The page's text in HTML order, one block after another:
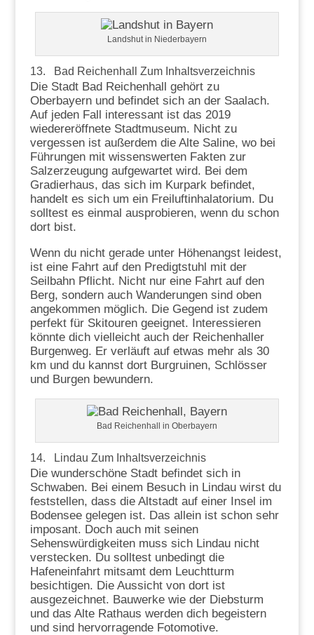
Landshut in Niederbayern
13. Bad Reichenhall Zum Inhaltsverzeichnis
Die Stadt Bad Reichenhall gehört zu
Oberbayern und befindet sich an der Saalach.
Auf jeden Fall interessant ist das 2019
wiedereröffnete Stadtmuseum. Nicht zu
vergessen ist außerdem die Alte Saline, wo bei
Führungen mit wissenswerten Fakten zur
Salzerzeugung aufgewartet wird. Bei dem
Gradierhaus, das sich im Kurpark befindet,
handelt es sich um ein Freiluftinhalatorium. Du
solltest es einmal ausprobieren, wenn du schon
dort bist.
Wenn du nicht gerade unter Höhenangst leidest,
ist eine Fahrt auf den Predigtstuhl mit der
Seilbahn Pflicht. Nicht nur eine Fahrt auf den
Berg, sondern auch Wanderungen sind oben
angekommen möglich. Die Gegend ist zudem
perfekt für Skitouren geeignet. Interessieren
könnte dich vielleicht auch der Reichenhaller
Burgenweg. Er verläuft auf etwas mehr als 30
km und du kannst dort Burgruinen, Schlösser
und Burgen bewundern.
Bad Reichenhall in Oberbayern
14. Lindau Zum Inhaltsverzeichnis
Die wunderschöne Stadt befindet sich in
Schwaben. Bei einem Besuch in Lindau wirst du
feststellen, dass die Altstadt auf einer Insel im
Bodensee gelegen ist. Das allein ist schon sehr
imposant. Doch auch mit seinen
Sehenswürdigkeiten muss sich Lindau nicht
verstecken. Du solltest unbedingt die
Hafeneinfahrt mitsamt dem Leuchtturm
besichtigen. Die Aussicht von dort ist
ausgezeichnet. Bauwerke wie der Diebsturm
und das Alte Rathaus werden dich begeistern
und sind hervorragende Fotomotive.